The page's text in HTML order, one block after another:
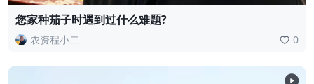
您家种茄子时遇到过什么难题?
农资程小二 0